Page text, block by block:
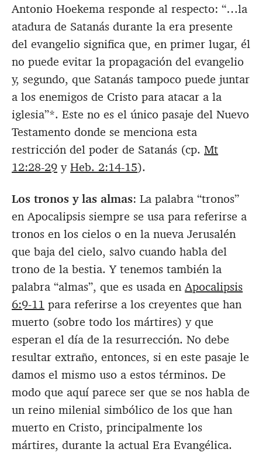
Antonio Hoekema responde al respecto: “…la
atadura de Satanás durante la era presente
del evangelio significa que, en primer lugar, él
no puede evitar la propagación del evangelio
y, segundo, que Satanás tampoco puede juntar
a los enemigos de Cristo para atacar a la
iglesia”*. Este no es el único pasaje del Nuevo
Testamento donde se menciona esta
restricción del poder de Satanás (cp. Mt
12:28-29 yHeb. 2:14-15).
Los tronos y las almas: La palabra “tronos”
en Apocalipsis siempre se usa para referirse a
tronos en los cielos o en la nueva Jerusalén
que baja del cielo, salvo cuando habla del
trono de la bestia. Y tenemos también la
palabra “almas”, que es usada enApocalipsis
6:9-11 para referirse a los creyentes que han
muerto (sobre todo los mártires) y que
esperan el día de la resurrección. No debe
resultar extraño, entonces, si en este pasaje le
damos el mismo uso a estos términos. De
modo que aquí parece ser que se nos habla de
un reino milenial simbólico de los que han
muerto en Cristo, principalmente los
mártires, durante la actual Era Evangélica.